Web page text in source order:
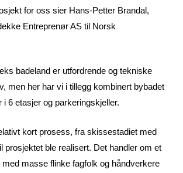
for oss sier Hans-Petter Brandal,
Entreprenør AS til Norsk
badeland er utfordrende og tekniske
men her har vi i tillegg kombinert bybadet
i 6 etasjer og parkeringskjeller.
kort prosess, fra skissestadiet med
prosjektet ble realisert. Det handler om et
masse flinke fagfolk og håndverkere